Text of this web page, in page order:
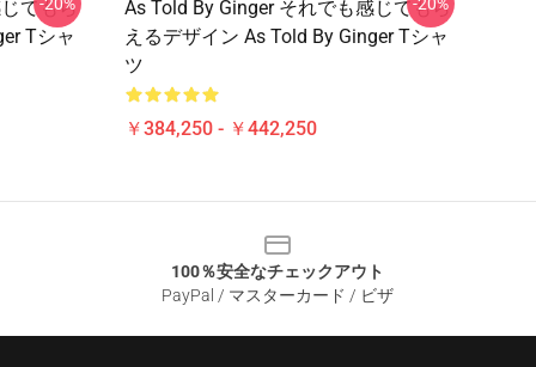
てもら
Tシャ
As Told By Ginger それでも感じてもら
えるデザイン As Told By Ginger Tシャ
ツ
￥384,250 - ￥442,250
100％安全なチェックアウト
PayPal / マスターカード / ビザ